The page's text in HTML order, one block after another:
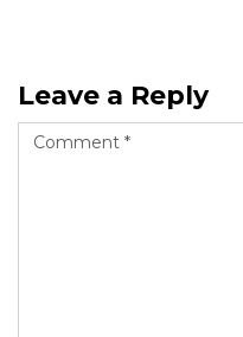
Leave a Reply